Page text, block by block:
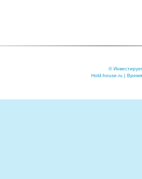
©
Hold-house.ru |